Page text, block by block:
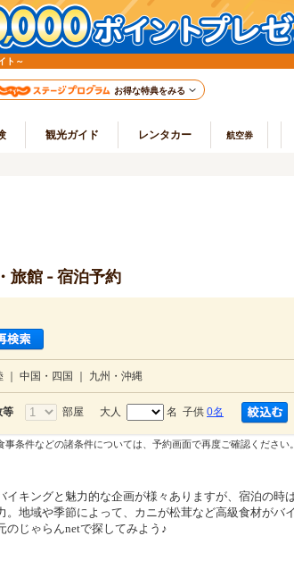
ト～
お得な特典をみる
観光ガイド レンタカー 航空券
旅館 - 宿泊予約
中国・四国 九州・沖縄
等 部屋 大人 名 子供 0名
事条件などの諸条件については、予約画面で再度ご確認ください。
キングと魅力的な企画が様々ありますが、宿泊の時
地域や季節によって、カニが松茸など高級食材がバイ
のじゃらんnetで探してみよう♪